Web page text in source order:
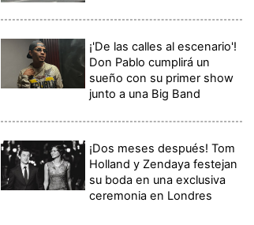
¡'De las calles al escenario'!
Don Pablo cumplirá un
sueño con su primer show
junto a una Big Band
¡Dos meses después! Tom
Holland y Zendaya festejan
su boda en una exclusiva
ceremonia en Londres